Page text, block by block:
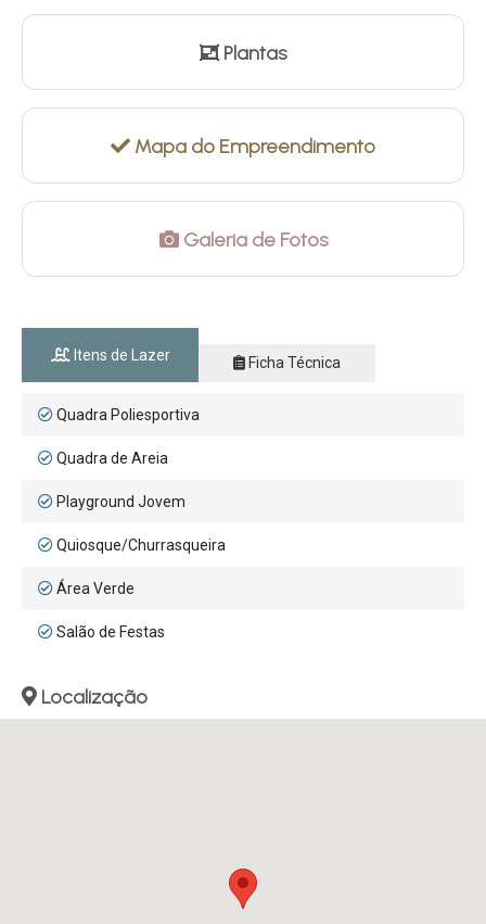
Plantas
Mapa do Empreendimento
Galeria de Fotos
Itens de Lazer Ficha Técnica
Quadra Poliesportiva
Quadra de Areia
Playground Jovem
Quiosque/Churrasqueira
Área Verde
Salão de Festas
Localização